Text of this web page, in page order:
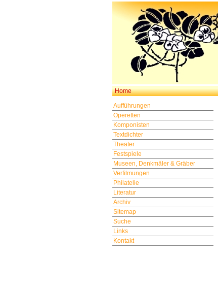
Home
Aufführungen
Operetten
Komponisten
Textdichter
Theater
Festspiele
Museen, Denkmäler & Gräber
Verfilmungen
Philatelie
Literatur
Archiv
Sitemap
Suche
Links
Kontakt